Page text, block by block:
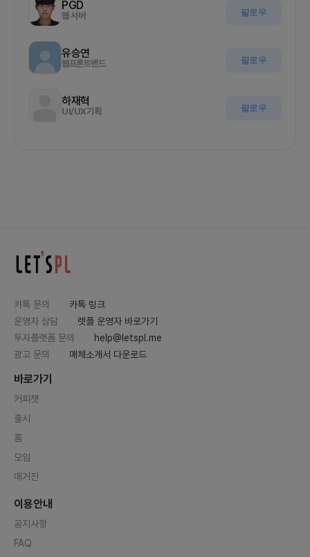
PGD
웹 서버 팔로우
유승연
웹프론트엔드 팔로우
하재혁
UI/UX기획 팔로우
카톡 문의
카톡 링크
운영자 상담
렛플 운영자 바로가기
투자플랫폼 문의
help@letspl.me
광고 문의
매체소개서 다운로드
바로가기
커피챗
출시
홈
모임
매거진
이용안내
공지사항
FAQ